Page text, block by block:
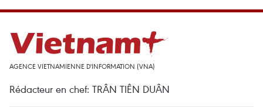
AGENCE VIETNAMIENNE D'INFORMATION (VNA)
Rédacteur en chef: TRÂN TIÊN DUÂN